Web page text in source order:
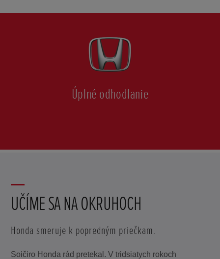
Úplné odhodlanie
UČÍME SA NA OKRUHOCH
Honda smeruje k popredným priečkam.
Soičiro Honda rád pretekal. V tridsiatych rokoch